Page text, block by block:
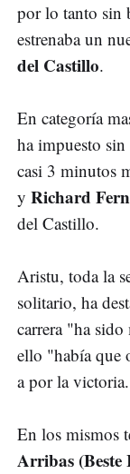
por lo tanto sin
estrenaba un
del Castillo.
En categoría
ha impuesto
casi 3 minutos
y Richard
del Castillo.
Aristu, toda la
solitario, ha
carrera "ha
ello "había que
a por la victoria.
En los mismos
Arribas